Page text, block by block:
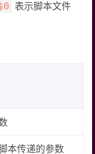
表示脚本文件
本传递的参数